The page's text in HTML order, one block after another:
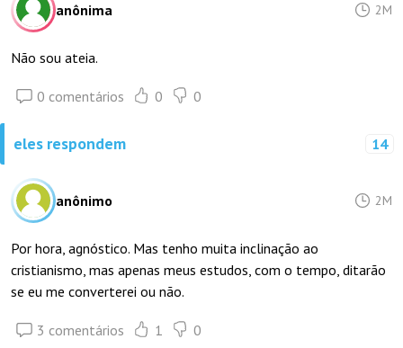
anônima 2M
Não sou ateia.
0 comentários 0 0
eles respondem 14
anônimo 2M
Por hora, agnóstico. Mas tenho muita inclinação ao
cristianismo, mas apenas meus estudos, com o tempo, ditarão
se eu me converterei ou não.
3 comentários 1 0